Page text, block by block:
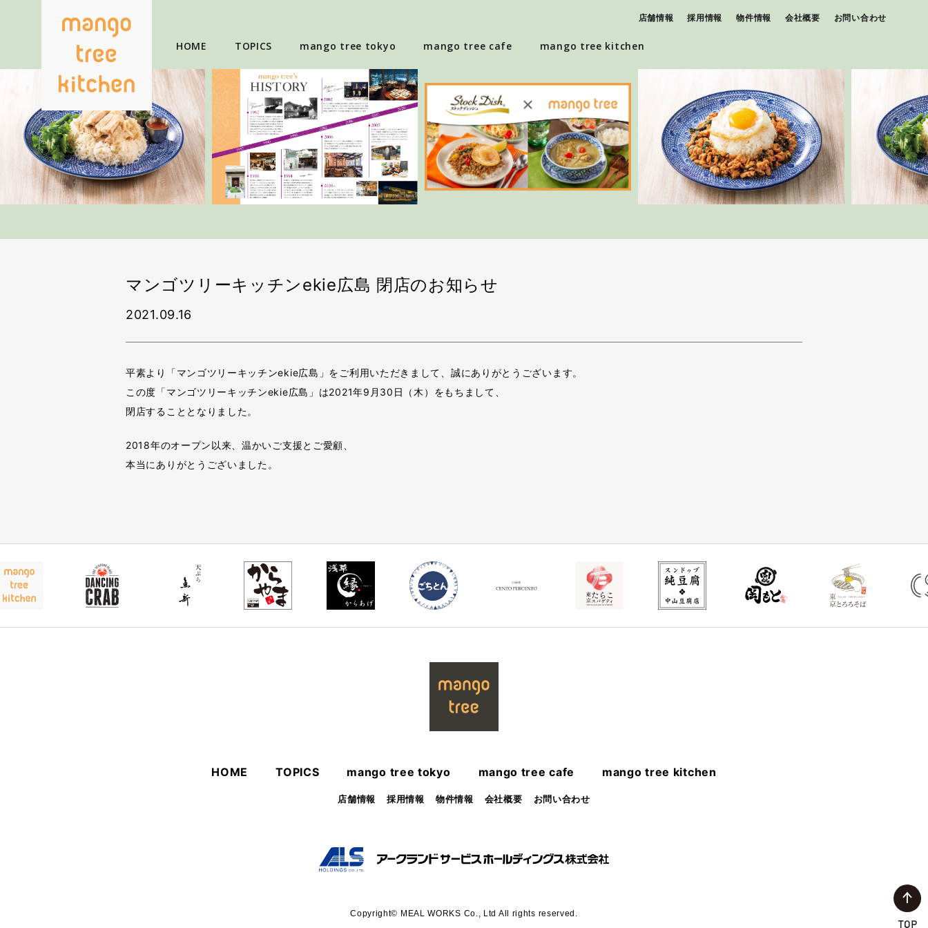
HOME TOPICS mango tree tokyo mango tree cafe mango tree kitchen
店舗情報 採用情報 物件情報 会社概要 お問い合わせ
マンゴツリーキッチンekie広島 閉店のお知らせ
2021.09.16
平素より「マンゴツリーキッチンekie広島」をご利用いただきまして、誠にありがとうございます。
この度「マンゴツリーキッチンekie広島」は2021年9月30日（木）をもちまして、
閉店することとなりました。
2018年のオープン以来、温かいご支援とご愛顧、
本当にありがとうございました。
HOME TOPICS mango tree tokyo mango tree cafe mango tree kitchen
店舗情報 採用情報 物件情報 会社概要 お問い合わせ
Copyright© MEAL WORKS Co., Ltd All rights reserved.